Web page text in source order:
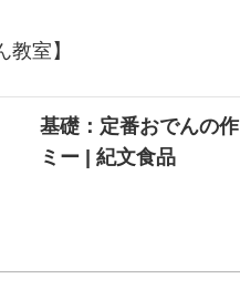
教室】
基礎：定番おでんの
ミー | 紀文食品